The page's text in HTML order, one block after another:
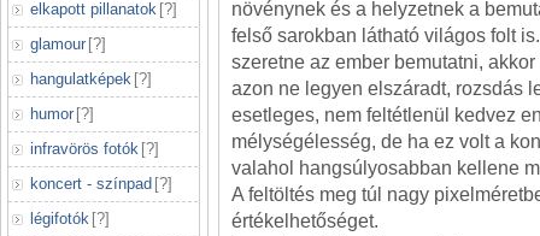
elkapott pillanatok [?]
glamour [?]
hangulatképek [?]
humor [?]
infravörös fotók [?]
koncert - színpad [?]
légifotók [?]
növénynek és a helyzetnek a
felső sarokban látható világos folt
szeretne az ember bemutatni,
azon ne legyen elszáradt, rozsdás
esetleges, nem feltétlenül kedvez
mélységélesség, de ha ez volt a
valahol hangsúlyosabban kellene
A feltöltés meg túl nagy
értékelhetőséget.